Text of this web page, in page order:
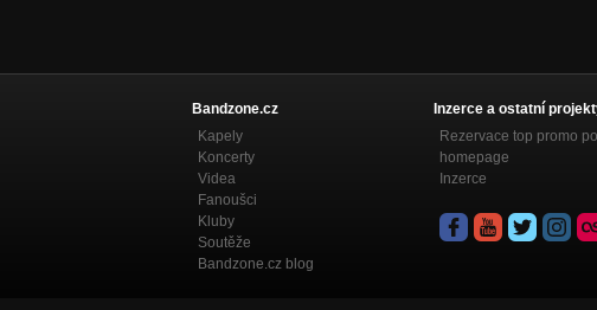
Bandzone.cz
Kapely
Koncerty
Videa
Fanoušci
Kluby
Soutěže
Bandzone.cz blog
Inzerce a ostatní
Rezervace top promo
homepage
Inzerce